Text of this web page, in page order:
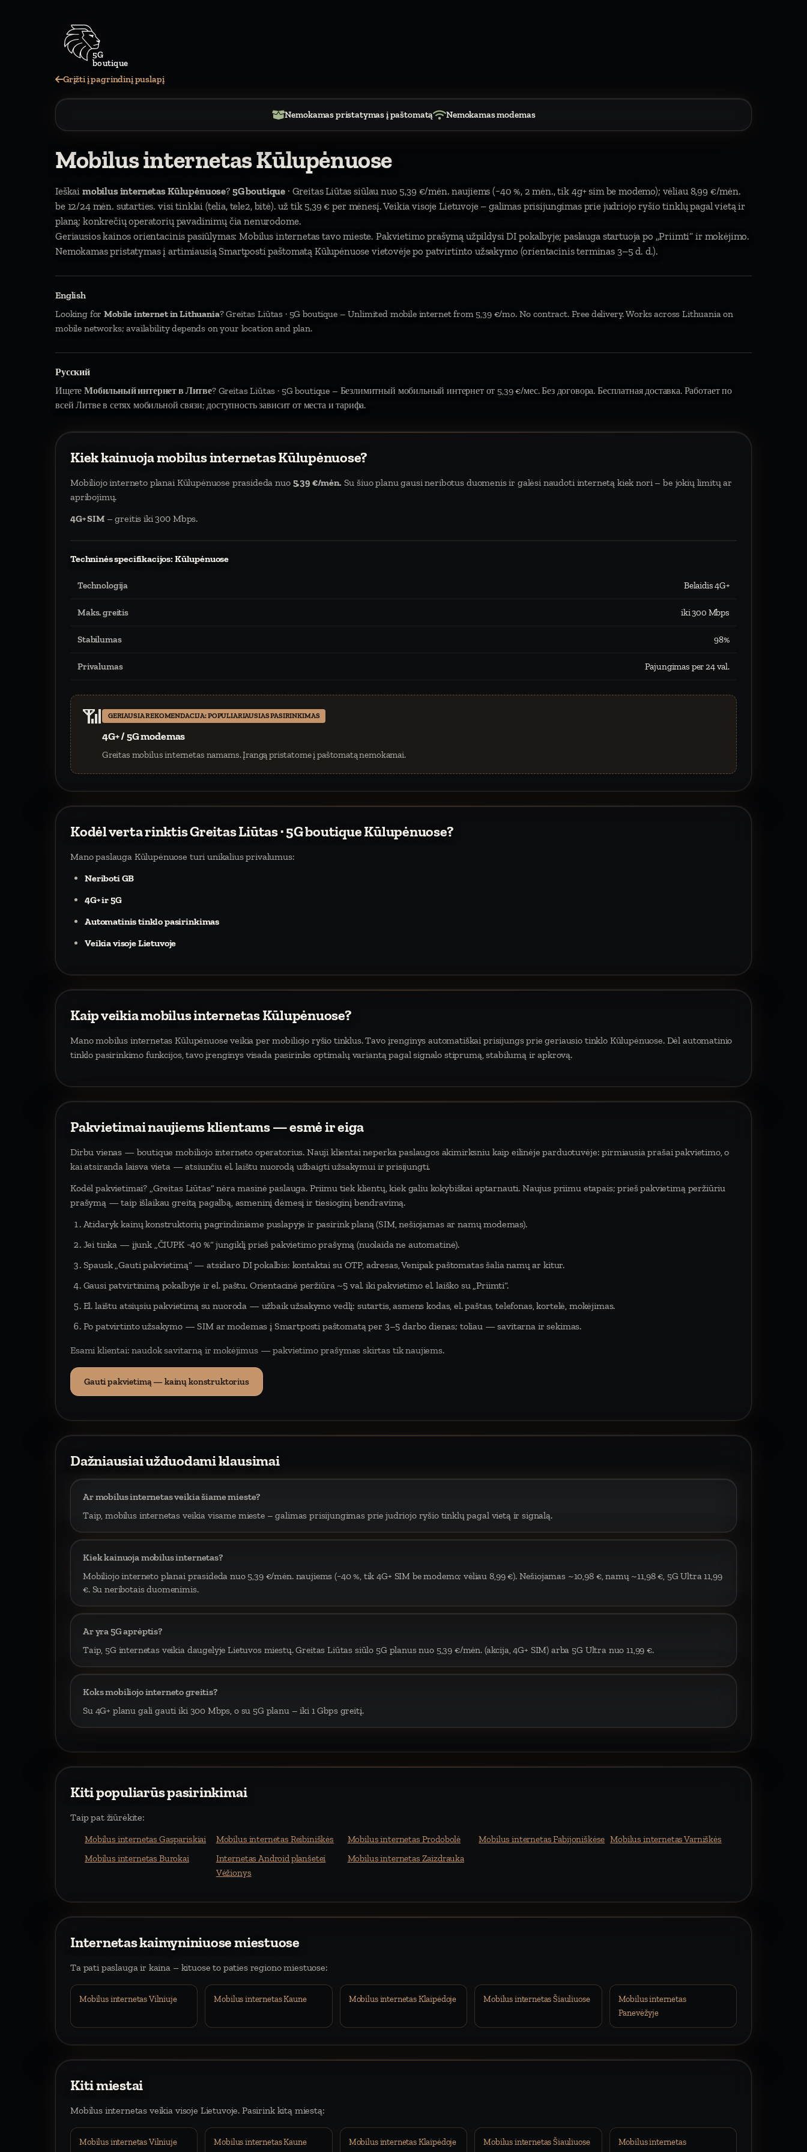
5G
boutique
Grįžti į pagrindinį puslapį
Nemokamas pristatymas į paštomatą Nemokamas modemas
Mobilus internetas Kūlupėnuose
Ieškai mobilus internetas Kūlupėnuose? 5G boutique · Greitas Liūtas siūlau nuo 5,39 €/mėn. naujiems (−40 %, 2 mėn., tik 4g+ sim be modemo); vėliau 8,99 €/mėn.
be 12/24 mėn. sutarties. visi tinklai (telia, tele2, bitė). už tik 5,39 € per mėnesį. Veikia visoje Lietuvoje – galimas prisijungimas prie judriojo ryšio tinklų pagal vietą ir
planą; konkrečių operatorių pavadinimų čia nenurodome.
Geriausios kainos orientacinis pasiūlymas: Mobilus internetas tavo mieste. Pakvietimo prašymą užpildysi DI pokalbyje; paslauga startuoja po „Priimti“ ir mokėjimo.
Nemokamas pristatymas į artimiausią Smartposti paštomatą Kūlupėnuose vietovėje po patvirtinto užsakymo (orientacinis terminas 3–5 d. d.).
English
Looking forMobile internet in Lithuania? Greitas Liūtas · 5G boutique – Unlimited mobile internet from 5,39 €/mo. No contract. Free delivery. Works across Lithuania on
mobile networks; availability depends on your location and plan.
Русский
ИщетеМобильный интернет в Литве? Greitas Liūtas · 5G boutique – Безлимитный мобильный интернет от 5,39 €/мес. Без договора. Бесплатная доставка. Работает по
всей Литве в сетях мобильной связи; доступность зависит от места и тарифа.
Kiek kainuoja mobilus internetas Kūlupėnuose?
Mobiliojo interneto planai Kūlupėnuose prasideda nuo 5,39 €/mėn. Su šiuo planu gausi neribotus duomenis ir galėsi naudoti internetą kiek nori – be jokių limitų ar
apribojimų.
4G+ SIM– greitis iki 300 Mbps.
Techninės specifikacijos: Kūlupėnuose
Technologija Belaidis 4G+
Maks. greitis iki 300 Mbps
Stabilumas 98%
Privalumas Pajungimas per 24 val.
📶 GERIAUSIA REKOMENDACIJA: POPULIARIAUSIAS PASIRINKIMAS
4G+ / 5G modemas
Greitas mobilus internetas namams. Įrangą pristatome į paštomatą nemokamai.
Kodėl verta rinktis Greitas Liūtas · 5G boutique Kūlupėnuose?
Mano paslauga Kūlupėnuose turi unikalius privalumus:
Neriboti GB
4G+ ir 5G
Automatinis tinklo pasirinkimas
Veikia visoje Lietuvoje
Kaip veikia mobilus internetas Kūlupėnuose?
Mano mobilus internetas Kūlupėnuose veikia per mobiliojo ryšio tinklus. Tavo įrenginys automatiškai prisijungs prie geriausio tinklo Kūlupėnuose. Dėl automatinio
tinklo pasirinkimo funkcijos, tavo įrenginys visada pasirinks optimalų variantą pagal signalo stiprumą, stabilumą ir apkrovą.
Pakvietimai naujiems klientams — esmė ir eiga
Dirbu vienas — boutique mobiliojo interneto operatorius. Nauji klientai neperka paslaugos akimirksniu kaip eilinėje parduotuvėje: pirmiausia prašai pakvietimo, o
kai atsiranda laisva vieta — atsiunčiu el. laištu nuorodą užbaigti užsakymui ir prisijungti.
Kodėl pakvietimai? „Greitas Liūtas“ nėra masinė paslauga. Priimu tiek klientų, kiek galiu kokybiškai aptarnauti. Naujus priimu etapais; prieš pakvietimą peržiūriu
prašymą — taip išlaikau greitą pagalbą, asmeninį dėmesį ir tiesioginį bendravimą.
Atidaryk kainų konstruktorių pagrindiniame puslapyje ir pasirink planą (SIM, nešiojamas ar namų modemas).
Jei tinka — įjunk „ČIUPK −40 %“ jungiklį prieš pakvietimo prašymą (nuolaida ne automatinė).
Spausk „Gauti pakvietimą“ — atsidaro DI pokalbis: kontaktai su OTP, adresas, Venipak paštomatas šalia namų ar kitur.
Gausi patvirtinimą pokalbyje ir el. paštu. Orientacinė peržiūra ~5 val. iki pakvietimo el. laiško su „Priimti“.
El. laištu atsiųsiu pakvietimą su nuoroda — užbaik užsakymo vedlį: sutartis, asmens kodas, el. paštas, telefonas, kortelė, mokėjimas.
Po patvirtinto užsakymo — SIM ar modemas į Smartposti paštomatą per 3–5 darbo dienas; toliau — savitarna ir sekimas.
Esami klientai: naudok savitarną ir mokėjimus — pakvietimo prašymas skirtas tik naujiems.
Gauti pakvietimą — kainų konstruktorius
Dažniausiai užduodami klausimai
Ar mobilus internetas veikia šiame mieste?
Taip, mobilus internetas veikia visame mieste – galimas prisijungimas prie judriojo ryšio tinklų pagal vietą ir signalą.
Kiek kainuoja mobilus internetas?
Mobiliojo interneto planai prasideda nuo 5,39 €/mėn. naujiems (−40 %, tik 4G+ SIM be modemo; vėliau 8,99 €). Nešiojamas ~10,98 €, namų ~11,98 €, 5G Ultra 11,99
€. Su neribotais duomenimis.
Ar yra 5G aprėptis?
Taip, 5G internetas veikia daugelyje Lietuvos miestų. Greitas Liūtas siūlo 5G planus nuo 5,39 €/mėn. (akcija, 4G+ SIM) arba 5G Ultra nuo 11,99 €.
Koks mobiliojo interneto greitis?
Su 4G+ planu gali gauti iki 300 Mbps, o su 5G planu – iki 1 Gbps greitį.
Kiti populiarūs pasirinkimai
Taip pat žiūrėkite:
Mobilus internetas Gaspariskiai Mobilus internetas Reibiniškės Mobilus internetas Prodobolė Mobilus internetas Fabijoniškėse Mobilus internetas Varniškės
Mobilus internetas Burokai
Internetas Android planšetei
Vėžionys
Mobilus internetas Zaizdrauka
Internetas kaimyniniuose miestuose
Ta pati paslauga ir kaina – kituose to paties regiono miestuose:
Mobilus internetas Vilniuje Mobilus internetas Kaune Mobilus internetas Klaipėdoje Mobilus internetas Šiauliuose
Mobilus internetas
Panevėžyje
Kiti miestai
Mobilus internetas veikia visoje Lietuvoje. Pasirink kitą miestą:
Mobilus internetas Vilniuje Mobilus internetas Kaune Mobilus internetas Klaipėdoje Mobilus internetas Šiauliuose
Mobilus internetas